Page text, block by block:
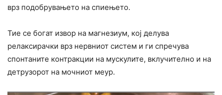
врз подобрувањето на спиењето.
Тие се богат извор на магнезиум, кој делува
релаксирачки врз нервниот систем и ги спречува
спонтаните контракции на мускулите, вклучително и на
детрузорот на мочниот меур.